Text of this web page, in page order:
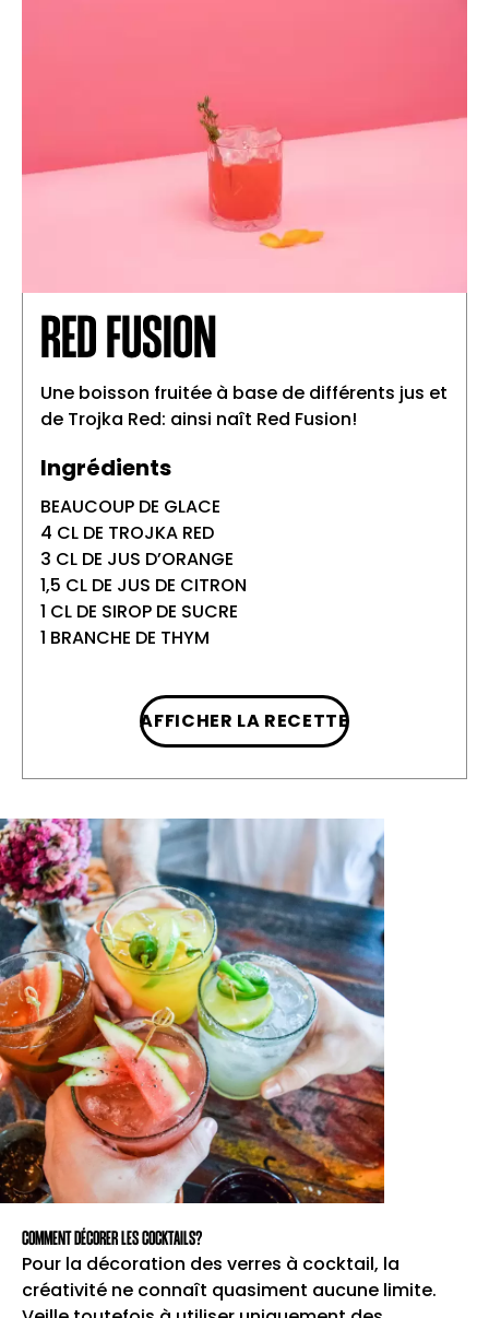
RED FUSION
Une boisson fruitée à base de différents jus et
de Trojka Red: ainsi naît Red Fusion!
Ingrédients
BEAUCOUP DE GLACE
4 CL DE TROJKA RED
3 CL DE JUS D’ORANGE
1,5 CL DE JUS DE CITRON
1 CL DE SIROP DE SUCRE
1 BRANCHE DE THYM
AFFICHER LA RECETTE
tous les ingrédients dans un shaker avec
de la glace.
2
Verser ensuite la boisson dans un
tumbler rempli de glace.
3 Garnir le verre avec une branche de thym.
COMMENT DÉCORER LES COCKTAILS?
Pour la décoration des verres à cocktail, la
créativité ne connaît quasiment aucune limite.